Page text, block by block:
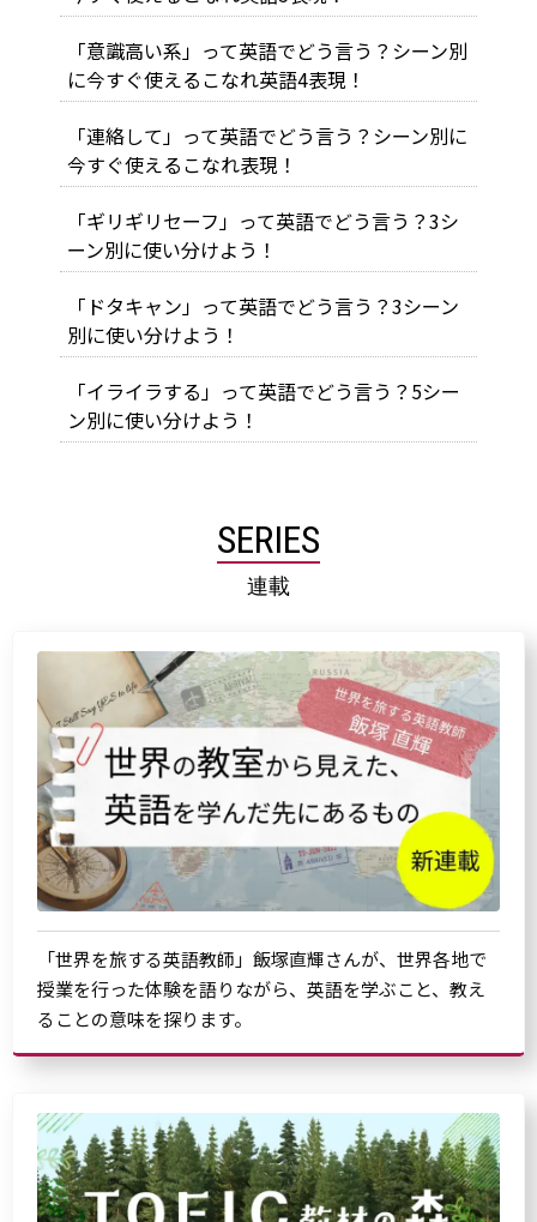
「意識高い系」って英語でどう言う？シーン別
に今すぐ使えるこなれ英語4表現！
「連絡して」って英語でどう言う？シーン別に
今すぐ使えるこなれ表現！
「ギリギリセーフ」って英語でどう言う？3シ
ーン別に使い分けよう！
「ドタキャン」って英語でどう言う？3シーン
別に使い分けよう！
「イライラする」って英語でどう言う？5シー
ン別に使い分けよう！
SERIES
連載
「世界を旅する英語教師」飯塚直輝さんが、世界各地で
授業を行った体験を語りながら、英語を学ぶこと、教え
ることの意味を探ります。